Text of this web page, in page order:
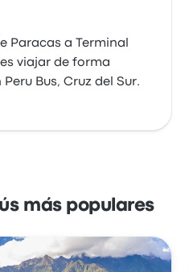
Paracas a Terminal
viajar de forma
Bus, Cruz del Sur.
más populares